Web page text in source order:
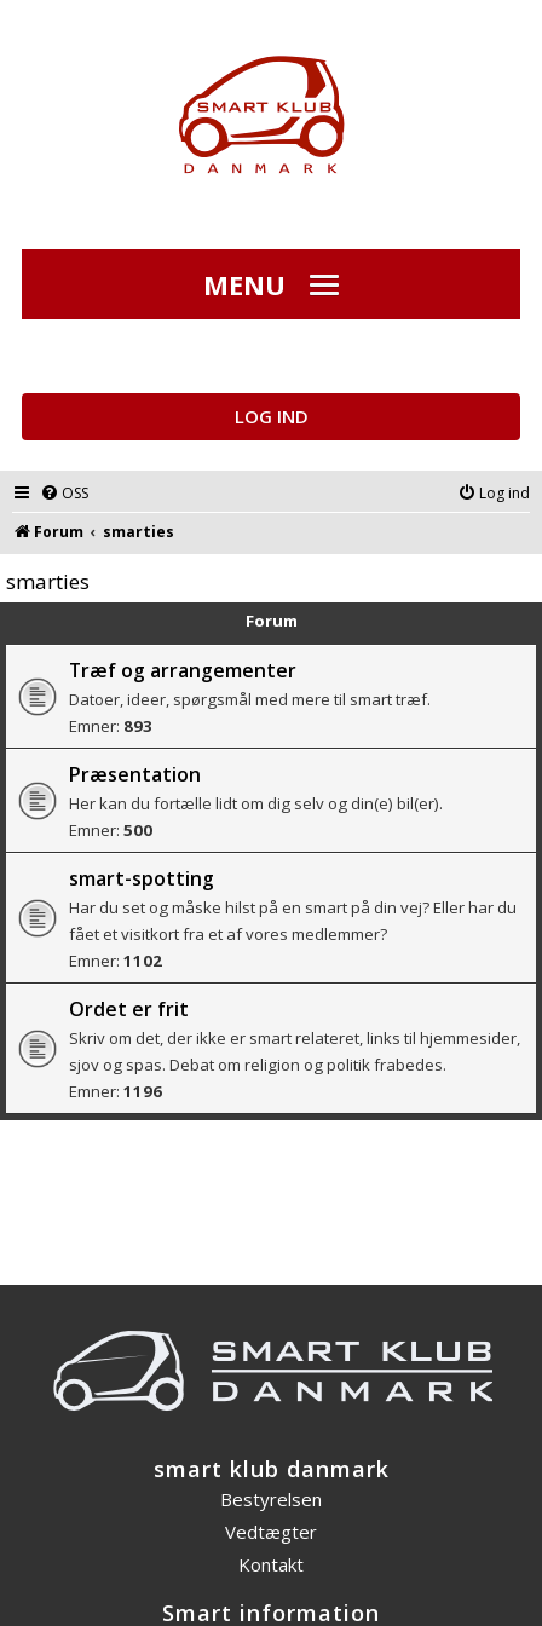
MENU
LOG IND
OSS
Log ind
Forum
smarties
smarties
Forum
Træf og arrangementer
Datoer, ideer, spørgsmål med mere til smart træf.
Emner: 893
Præsentation
Her kan du fortælle lidt om dig selv og din(e) bil(er).
Emner: 500
smart-spotting
Har du set og måske hilst på en smart på din vej? Eller har du
fået et visitkort fra et af vores medlemmer?
Emner: 1102
Ordet er frit
Skriv om det, der ikke er smart relateret, links til hjemmesider,
sjov og spas. Debat om religion og politik frabedes.
Emner: 1196
smart klub danmark
Bestyrelsen
Vedtægter
Kontakt
Smart information